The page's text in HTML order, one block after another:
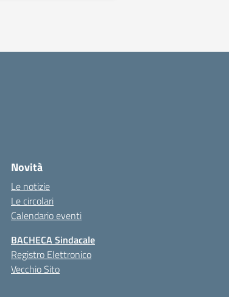
Novità
Le notizie
Le circolari
Calendario eventi
BACHECA Sindacale
Registro Elettronico
Vecchio Sito